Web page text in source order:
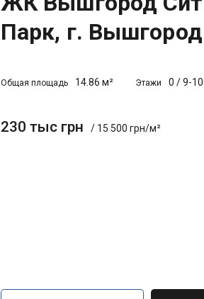
Парк, г. Вышгород
Общая площадь 14.86 м² Этажи 0 /9-10
230 тыс грн / 15 500 грн/м²